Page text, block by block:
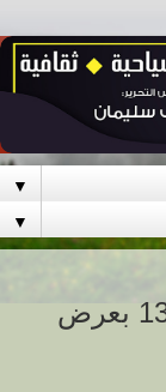
▼
▼
انطلاق مهرجان ربيع الثقافة الـ13 بعرض